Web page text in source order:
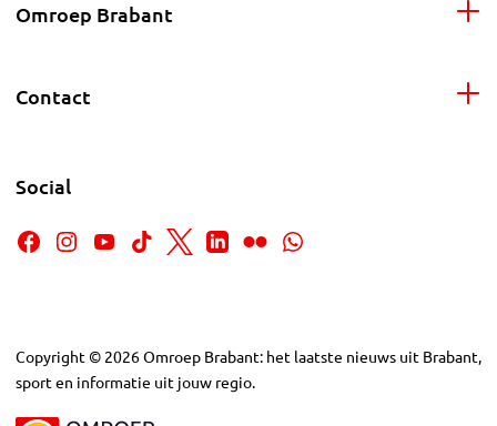
Omroep Brabant
Contact
Social
Copyright © 2026Omroep Brabant: het laatste nieuws uit Brabant,
sport en informatie uit jouw regio.